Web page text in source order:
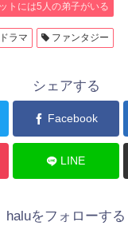
トには5人の弟子がいる
ラマ ファンタジー
シェアする
Facebook
LINE
haluをフォローする